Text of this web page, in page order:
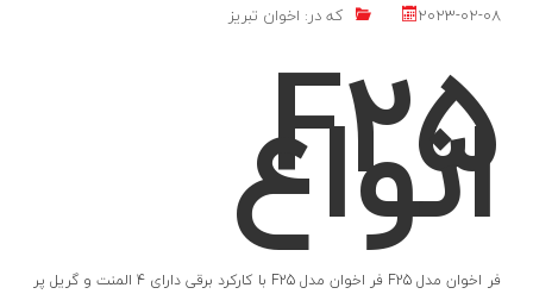
F25
فر اخوان مدل F25 فر اخوان مدل F25 با کارکرد برقی دارای 4 المنت و گریل پر
2023-02-08 که در: اخوان تبریز
انواع